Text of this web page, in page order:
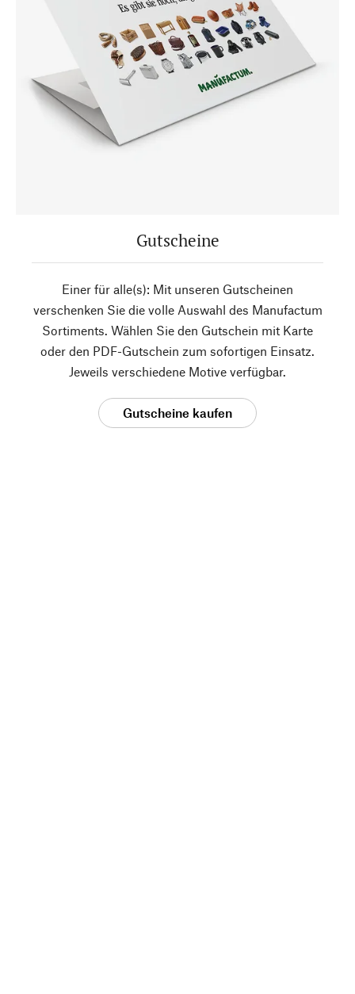
Gutscheine
Einer für alle(s): Mit unseren Gutscheinen
verschenken Sie die volle Auswahl des Manufactum
Sortiments. Wählen Sie den Gutschein mit Karte
oder den PDF-Gutschein zum sofortigen Einsatz.
Jeweils verschiedene Motive verfügbar.
Gutscheine kaufen